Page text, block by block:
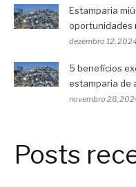
Estamparia
oportunidades
dezembro 12,
5 benefícios
estamparia de
novembro 28,
Posts